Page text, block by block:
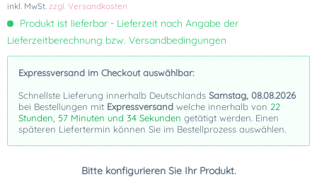
inkl. MwSt. zzgl. Versandkosten
Produkt ist lieferbar - Lieferzeit nach Angabe der
Lieferzeitberechnung bzw. Versandbedingungen
Expressversand im Checkout auswählbar:
Schnellste Lieferung innerhalb Deutschlands Samstag, 08.08.2026
bei Bestellungen mit Expressversand welche innerhalb von 22
Stunden, 57 Minuten und 33 Sekunden getätigt werden. Einen
späteren Liefertermin können Sie im Bestellprozess auswählen.
Bitte konfigurieren Sie Ihr Produkt.